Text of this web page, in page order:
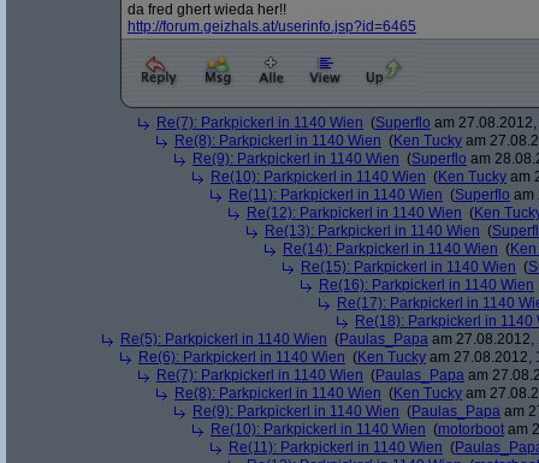
da fred ghert wieda her!!
http://forum.geizhals.at/userinfo.jsp?id=6465
Re(7): Parkpickerl in 1140 Wien (Superflo am
Re(8): Parkpickerl in 1140 Wien (Ken Tucky am
Re(9): Parkpickerl in 1140 Wien (Superflo am
Re(10): Parkpickerl in 1140 Wien (Ken Tucky am
Re(11): Parkpickerl in 1140 Wien (Superflo am
Re(12): Parkpickerl in 1140 Wien (Ken
Re(13): Parkpickerl in 1140 Wien (
Re(14): Parkpickerl in 1140 Wien (
Re(15): Parkpickerl in 1140 Wien (
Re(16): Parkpickerl in 1140 Wien
Re(17): Parkpickerl in 1140
Re(18): Parkpickerl in 1140
Re(5): Parkpickerl in 1140 Wien (Paulas_Papa am 27.08.2012,
Re(6): Parkpickerl in 1140 Wien (Ken Tucky am 27.08.2012,
Re(7): Parkpickerl in 1140 Wien (Paulas_Papa am
Re(8): Parkpickerl in 1140 Wien (Ken Tucky am
Re(9): Parkpickerl in 1140 Wien (Paulas_Papa am
Re(10): Parkpickerl in 1140 Wien (motorboot am
Re(11): Parkpickerl in 1140 Wien (